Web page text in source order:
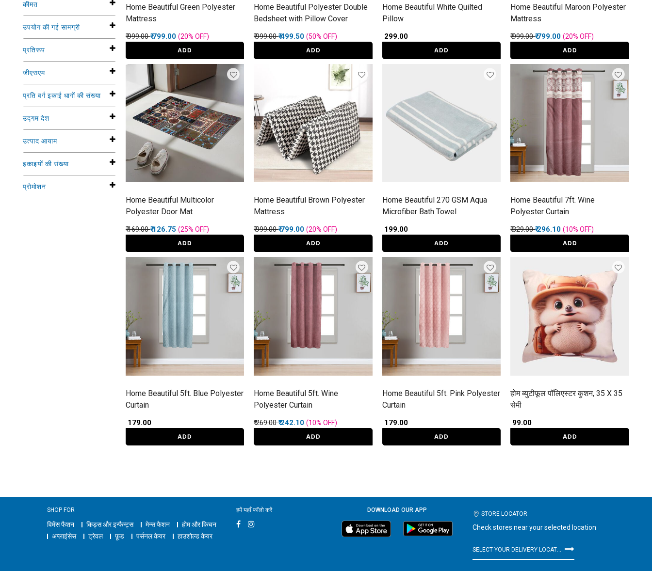
कीमत
उपयोग की गई सामग्री
प्रतिरूप
जीएसएम
प्रति वर्ग इकाई धागों की संख्या
उद्गम देश
उत्पाद आयाम
इकाइयों की संख्या
प्रोमोशन
Home Beautiful Green Polyester
Mattress
Price reduced from
₹ 999.00to
₹ 799.00 (20% OFF)
ADD
Home Beautiful Polyester Double
Bedsheet with Pillow Cover
Price reduced from
₹ 999.00to
₹ 499.50(50%OFF)
ADD
Home Beautiful White Quilted
Pillow
₹ 299.00
ADD
Home Beautiful Maroon Polyester
Mattress
Price reduced from
₹ 999.00to
₹ 799.00(20%OFF)
ADD
Home Beautiful Multicolor
Polyester Door Mat
Price reduced from
₹ 169.00to
₹ 126.75 (25% OFF)
ADD
Home Beautiful Brown Polyester
Mattress
Price reduced from
₹ 999.00to
₹ 799.00(20%OFF)
ADD
Home Beautiful 270 GSM Aqua
Microfiber Bath Towel
₹ 199.00
ADD
Home Beautiful 7ft. Wine
Polyester Curtain
Price reduced from
₹ 329.00to
₹ 296.10(10%OFF)
ADD
Home Beautiful 5ft. Blue Polyester
Curtain
₹ 179.00
ADD
Home Beautiful 5ft. Wine
Polyester Curtain
Price reduced from
₹ 269.00to
₹ 242.10(10%OFF)
ADD
Home Beautiful 5ft. Pink Polyester
Curtain
₹ 179.00
ADD
होम ब्युटीफूल पॉलिएस्टर कुशन, 35 X 35
सेमी
₹ 99.00
ADD
SHOP FOR
विमेंस फैशन किड्स और इन्फैन्ट्स मेन्स फैशन
होम और किचन
अप्लाइंसेस
ट्रेवल फ़ूड पर्सनल केयर हाउशोल्ड केयर
हमें यहाँ फॉलो करें DOWNLOAD OUR APP
STORE LOCATOR
Check stores near your selected location
SELECT YOUR DELIVERY LOCATION